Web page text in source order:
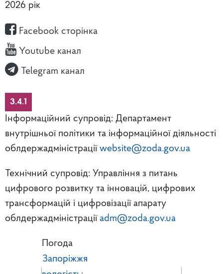
2026 рік
Facebook сторінка
Youtube канал
Telegram канал
3.4.1
Інформаційний супровід: Департамент
внутрішньої політики та інформаційної діяльності
облдержадміністрації website@zoda.gov.ua
Технічний супровід: Управління з питань
цифрового розвитку та інновацій, цифрових
трансформацій і цифровізації апарату
облдержадміністрації adm@zoda.gov.ua
Погода
Запоріжжя